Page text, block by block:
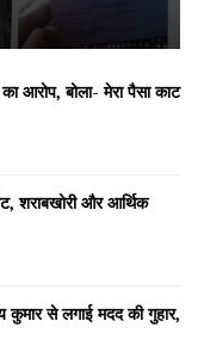
आरोप, बोला- मेरा पैसा काट
शराबखोरी और आर्थिक
कुमार से लगाई मदद की गुहार,